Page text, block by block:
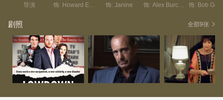
导演
饰: Janine
剧照 全部9张